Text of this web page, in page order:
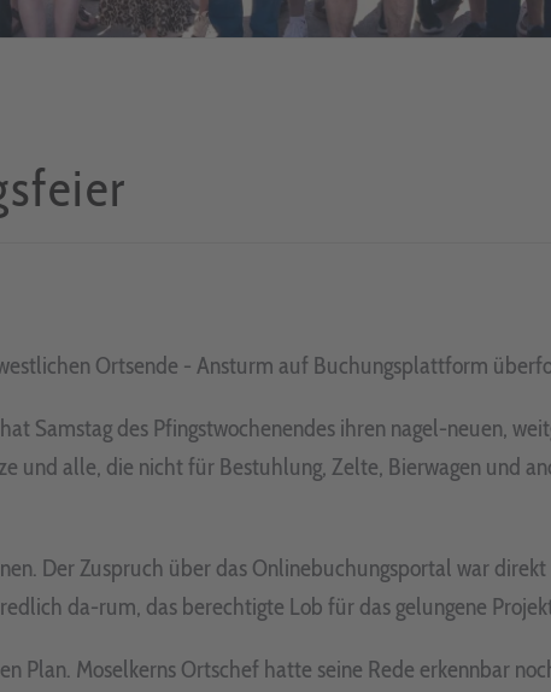
Ortsende - Ansturm auf Buchungsplattform
Samstag des Pfingstwochenendes ihren nagel-neuen,
und alle, die nicht für Bestuhlung, Zelte, Bierwagen und
Der Zuspruch über das Onlinebuchungsportal war
da-rum, das berechtigte Lob für das gelungene
Plan. Moselkerns Ortschef hatte seine Rede erkennbar